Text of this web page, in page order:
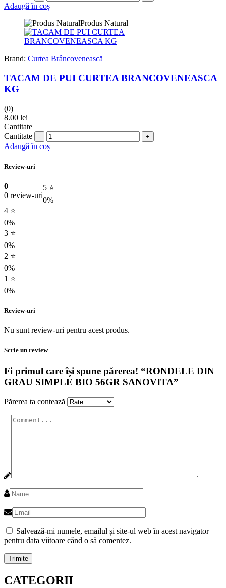
Adaugă în coș
Produs Natural
Brand: Curtea Brâncovenească
TACAM DE PUI CURTEA BRANCOVENEASCA
KG
(0)
8.00 lei
Cantitate
Cantitate
Adaugă în coș
Review-uri
0
0 review-uri
5 ⭐
0%
4 ⭐
0%
3 ⭐
0%
2 ⭐
0%
1 ⭐
0%
Review-uri
Nu sunt review-uri pentru acest produs.
Scrie un review
Fi primul care își spune părerea! “RONDELE DIN
GRAU SIMPLE BIO 56GR SANOVITA”
Părerea ta contează
Salvează-mi numele, emailul și site-ul web în acest navigator
pentru data viitoare când o să comentez.
CATEGORII